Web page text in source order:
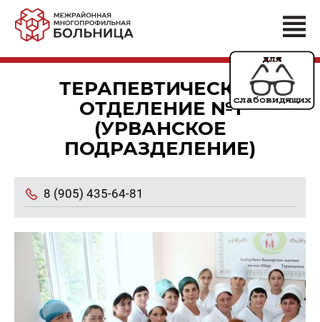
ТЕРАПЕВТИЧЕСКОЕ
ОТДЕЛЕНИЕ №1
(УРВАНСКОЕ
ПОДРАЗДЕЛЕНИЕ)
8 (905) 435-64-81